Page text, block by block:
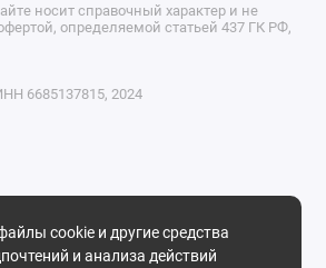
cookie и другие средства
и анализа действий
носит справочный характер и не
определяемой статьей 437 ГК РФ,
6685137815, 2024
ул. Карьерная, д. 14, оф. 14.